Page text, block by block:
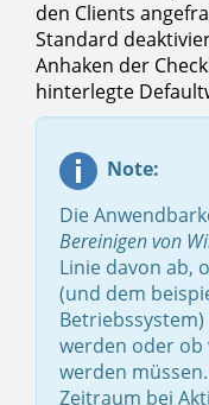
den Clients
Standard
Anhaken der
hinterlegte
Note:
Die
Bereinigen von
Linie davon ab,
(und dem
werden oder
werden
Zeitraum bei